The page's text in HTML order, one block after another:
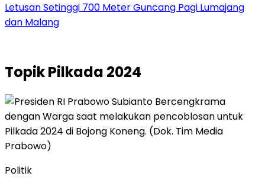
Letusan Setinggi 700 Meter Guncang Pagi Lumajang
dan Malang
TopikPilkada 2024
Politik